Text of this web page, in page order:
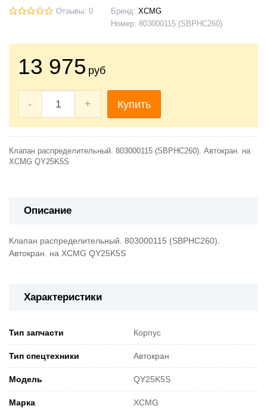
Отзывы: 0 Бренд: XCMG
Номер: 803000115 (SBPHC260)
13 975 руб
- + Купить
Клапан распределительный. 803000115 (SBPHC260). Автокран. на
XCMG QY25K5S
Описание
Клапан распределительный. 803000115 (SBPHC260).
Автокран. на XCMG QY25K5S
Характеристики
Тип запчасти Корпус
Тип спецтехники Автокран
Модель QY25K5S
Марка XCMG